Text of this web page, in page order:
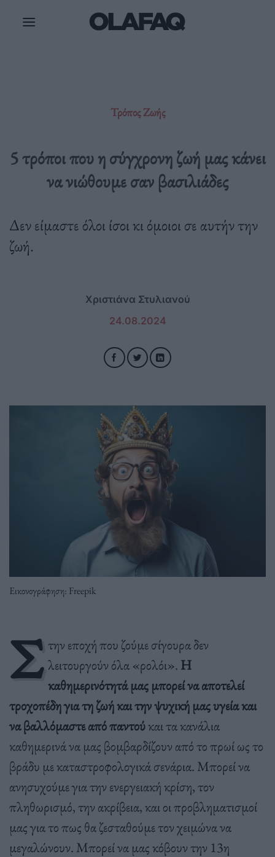
Τρόπος Ζωής
5 τρόποι που η σύγχρονη ζωή μας κάνει
να νιώθουμε σαν βασιλιάδες
Δεν είμαστε όλοι ίσοι κι όμοιοι σε αυτήν την
ζωή.
Χριστιάνα Στυλιανού
24.08.2024
Εικονογράφηση: Freepik
Σ την εποχή που ζούμε σίγουρα δεν
λειτουργούν όλα «ρολόι». Η
καθημερινότητά μας μπορεί να αποτελεί
τροχοπέδη για τη ζωή και την ψυχική μας υγεία και
να βαλλόμαστε από παντούκαι τα κανάλια
καθημερινά να μας βομβαρδίζουν από το πρωί ως το
βράδυ με καταστροφολογικά σενάρια. Μπορεί να
ανησυχούμε για την ενεργειακή κρίση, τον
πληθωρισμό, την ακρίβεια, και οι προβληματισμοί
μας για το πως θα ζεσταθούμε τον χειμώνα να
μεγαλώνουν. Μπορεί να μας κόβουν την 13η